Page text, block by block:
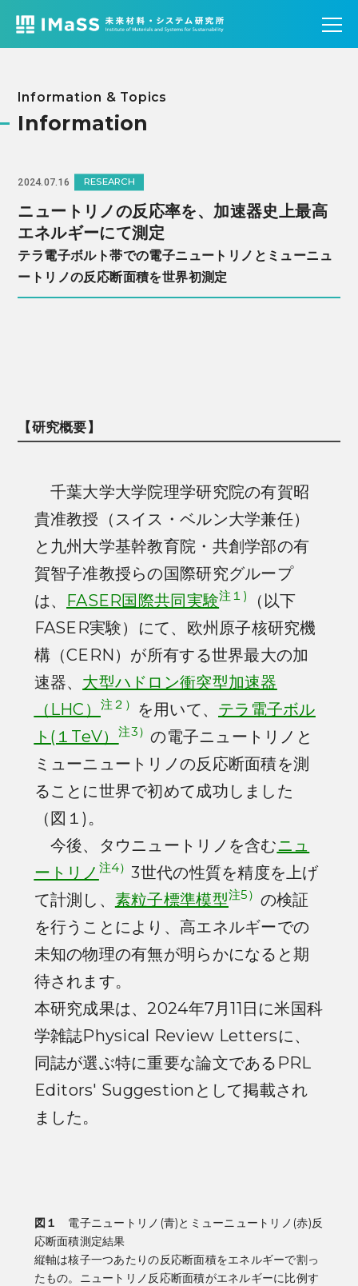
Information & Topics
Information
2024.07.16 RESEARCH
ニュートリノの反応率を、加速器史上最高
エネルギーにて測定
テラ電子ボルト帯での電子ニュートリノとミューニュ
ートリノの反応断面積を世界初測定
【研究概要】
千葉大学大学院理学研究院の有賀昭
貴准教授（スイス・ベルン大学兼任）
と九州大学基幹教育院・共創学部の有
賀智子准教授らの国際研究グループ
は、 FASER国際共同実験注１)
（以下
FASER実験）にて、欧州原子核研究機
構（CERN）が所有する世界最大の加
速器、 大型ハドロン衝突型加速器
（LHC）
注２） を用いて、 テラ電子ボル
ト(１TeV）注3） の電子ニュートリノと
ミューニュートリノの反応断面積を測
ることに世界で初めて成功しました
（図１)。
今後、タウニュートリノを含むニュ
ートリノ 注4） 3世代の性質を精度を上げ
て計測し、 素粒子標準模型注5） の検証
を行うことにより、高エネルギーでの
未知の物理の有無が明らかになると期
待されます。
本研究成果は、2024年7月11日に米国科
学雑誌Physical Review Lettersに、
同誌が選ぶ特に重要な論文であるPRL
Editors' Suggestionとして掲載され
ました。
図１ 電子ニュートリノ(青)とミューニュートリノ(赤)反
応断面積測定結果
縦軸は核子一つあたりの反応断面積をエネルギーで割っ
たもの。ニュートリノ反応断面積がエネルギーに比例す